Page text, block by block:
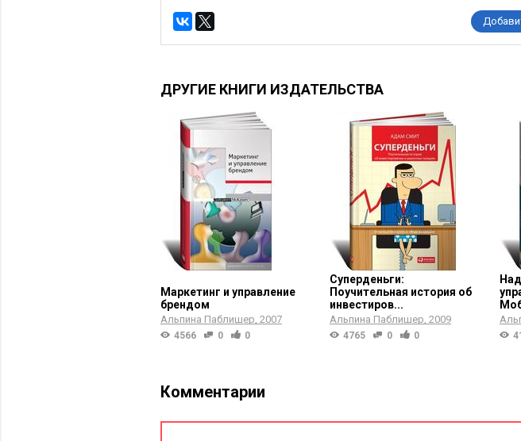
ДРУГИЕ КНИГИ ИЗДАТЕЛЬСТВА
Маркетинг и управление
брендом
Альпина Паблишер 2007
4566 0 0
Суперденьги:
Поучительная история об
инвестиров...
Альпина Паблишер 2009
4765 0 0
Комментарии